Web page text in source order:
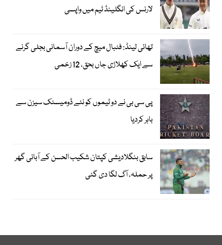
لارنس کی انگلینڈ ٹیم میں واپسی
تھائی لینڈ: فٹبال میچ کے دوران آسمانی بجلی گرنے
سے ایک کھلاڑی جاں بحق، 12 زخمی
پی سی بی نے دو ٹیموں کو نئے ڈومیسٹک سیزن سے
باہر کردیا
سابق بنگلادیشی کپتان شکیب الحسن کے آبائی گھر
پر حملہ، آگ لگا دی گئی